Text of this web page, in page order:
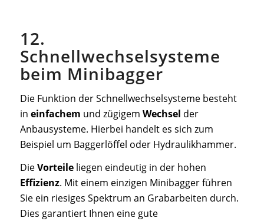
12.
Schnellwechselsysteme
beim Minibagger
Die Funktion der Schnellwechselsysteme besteht
in einfachem und zügigem Wechsel der
Anbausysteme. Hierbei handelt es sich zum
Beispiel um Baggerlöffel oder Hydraulikhammer.
DieVorteileliegen eindeutig in der hohen
Effizienz. Mit einem einzigen Minibagger führen
Sie ein riesiges Spektrum an Grabarbeiten durch.
Dies garantiert Ihnen eine gute